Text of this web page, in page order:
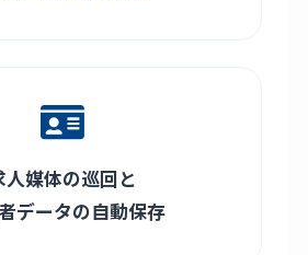
人媒体の巡回と
データの自動保存